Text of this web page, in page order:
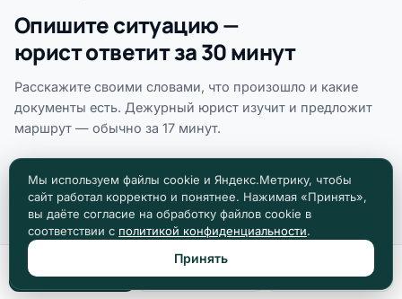
Опишите ситуацию —
юрист ответит за 30 минут
Расскажите своими словами, что произошло и какие
документы есть. Дежурный юрист изучит и предложит
маршрут — обычно за 17 минут.
Новый вопрос юристу
БЕСПЛАТНО · БЕЗ РЕГИСТРАЦИИ
Мы используем файлы cookie и Яндекс.Метрику, чтобы
сайт работал корректно и понятнее. Нажимая «Принять»,
вы даёте согласие на обработку файлов cookie в
соответствии с политикой конфиденциальности.
Принять